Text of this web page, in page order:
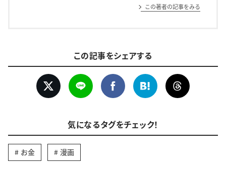
この著者の記事をみる
この記事をシェアする
気になるタグをチェック！
お金 漫画